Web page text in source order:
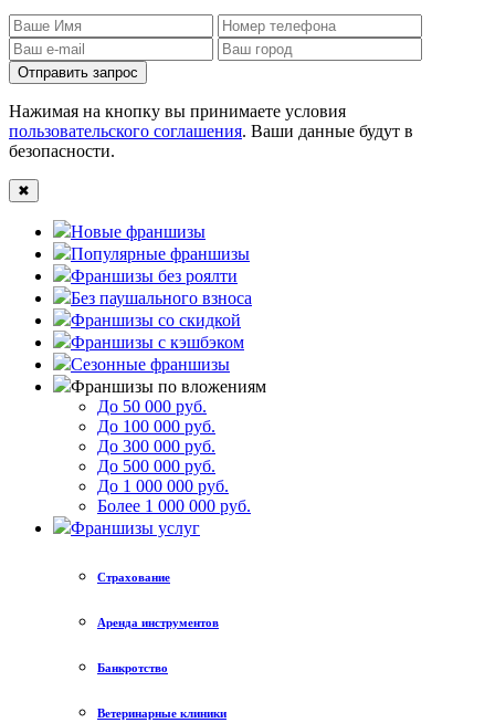
Отправить запрос
Нажимая на кнопку вы принимаете условия
пользовательского соглашения. Ваши данные будут в
безопасности.
✖
Новые франшизы
Популярные франшизы
Франшизы без роялти
Без паушального взноса
Франшизы со скидкой
Франшизы с кэшбэком
Сезонные франшизы
Франшизы по вложениям
До 50 000 руб.
До 100 000 руб.
До 300 000 руб.
До 500 000 руб.
До 1 000 000 руб.
Более 1 000 000 руб.
Франшизы услуг
Страхование
Аренда инструментов
Банкротство
Ветеринарные клиники